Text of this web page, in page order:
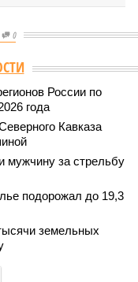
0
России по
года
Кавказа
мужчину за стрельбу
подорожал до 19,3
земельных